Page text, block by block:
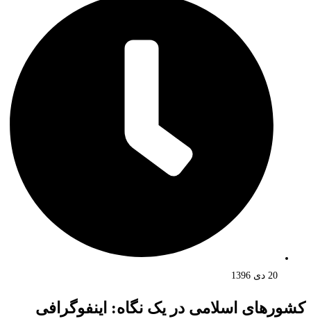
20 دی 1396
کشورهای اسلامی در یک نگاه: اینفوگرافی